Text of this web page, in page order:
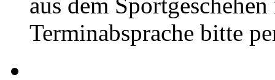
Terminabsprache bitte